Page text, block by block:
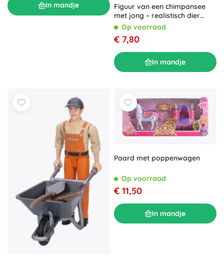
In mandje
Figuur van een chimpansee
met jong – realistisch dier
voor kinderen en
verzamelaars
Op voorraad
€ 7,80
In mandje
Paard met poppenwagen
Op voorraad
€ 11,50
In mandje